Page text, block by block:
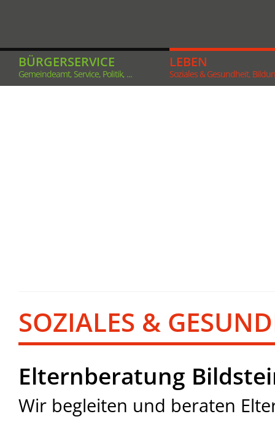
BÜRGERSERVICE
Gemeindeamt, Service, Politik, ...
LEBEN
Soziales & Gesundheit,
SOZIALES &
Elternberatung
Wir begleiten und beraten